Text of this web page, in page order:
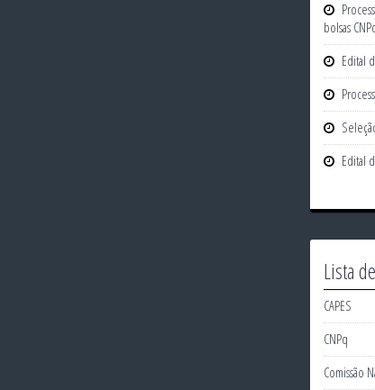
bolsas
Edital
Edital
Lista
CAPES
CNPq
Comissão